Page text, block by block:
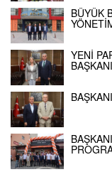
BÜYÜK
YENİ